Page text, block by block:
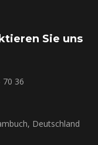
Sie uns
70 36
Deutschland